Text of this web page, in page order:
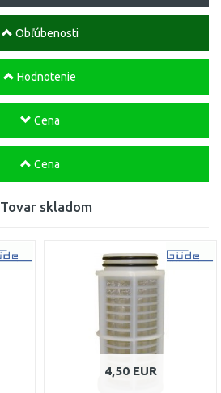
Obľúbenosti
Hodnotenie
Cena
Cena
Tovar skladom
4,50 EUR